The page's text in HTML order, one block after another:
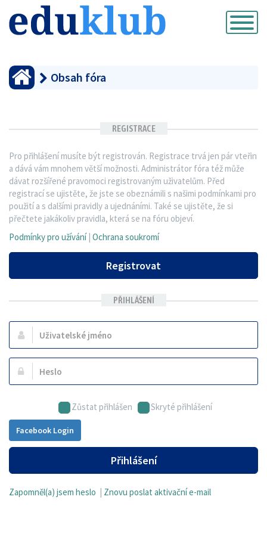
Přepnout
navigaci
Obsah fóra
REGISTRACE
Pro přihlášení musíte být registrován. Registrace trvá jen pár vteřin
a dává vám mnohem větší možnosti. Administrátor fóra též může
dávat rozšířené pravomoci registrovaným uživatelům. Před
registrací se ujistěte, že jste se obeznámili s našimi podmínkami pro
použití a s dalšími pravidly a ujednáními. Také se ujistěte, že si
přečtete jakákoliv pravidla, která se na fóru objeví.
Podmínky pro užívání| Ochrana soukromí
Registrovat
PŘIHLÁŠENÍ
Uživatelské
jméno:
Heslo:
Zůstat přihlášen Skryté přihlášení
Facebook Login
Přihlášení
Zapomněl(a) jsem heslo Znovu poslat aktivační e-mail